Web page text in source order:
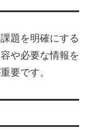
題を明確にする
や必要な情報を
要です。